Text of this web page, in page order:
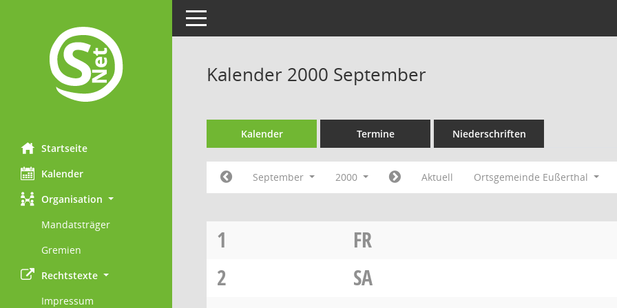
Startseite
Kalender
Organisation
Mandatsträger
Gremien
Rechtstexte
Impressum
Toggle navigation
Kalender 2000 September
Kalender Termine Niederschriften
September 2000 Aktuell Ortsgemeinde Eußerthal
1
FR
2
SA